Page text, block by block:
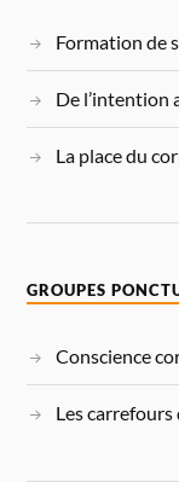
Formation de
De l’intention
La place du
GROUPES
Conscience
Les carrefours